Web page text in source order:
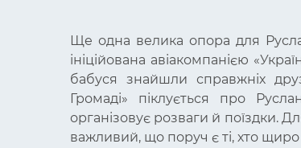
Ще одна велика опора для
ініційована авіакомпанією
бабуся знайшли справжніх
Громаді» піклується про
організовує розваги й поїздки.
важливий, що поруч є ті, хто